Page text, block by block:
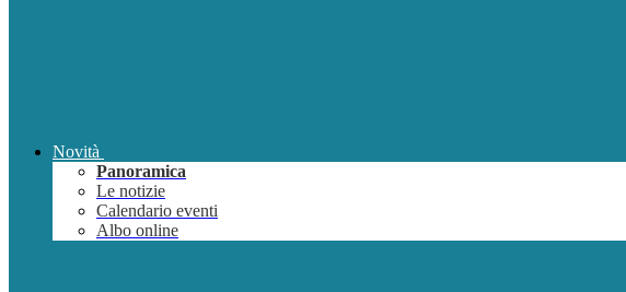
Novità
Panoramica
Le notizie
Calendario eventi
Albo online